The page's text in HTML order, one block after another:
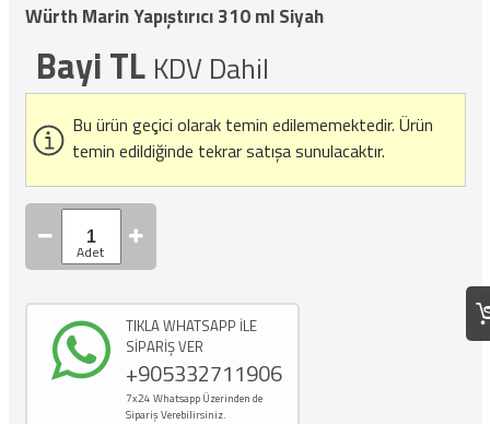
Würth Marin Yapıştırıcı 310 ml Siyah
Bayi TL KDV Dahil
Bu ürün geçici olarak temin edilememektedir. Ürün
temin edildiğinde tekrar satışa sunulacaktır.
TIKLA WHATSAPP İLE
SİPARİŞ VER
+905332711906
7x24 Whatsapp Üzerinden de
Sipariş Verebilirsiniz.